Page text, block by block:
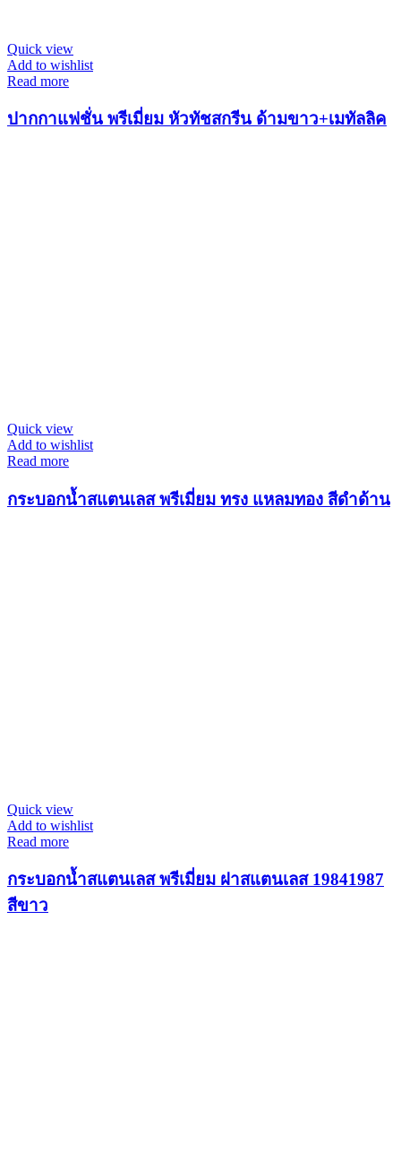
Quick view
Add to wishlist
Read more
ปากกาแฟชั่น พรีเมี่ยม หัวทัชสกรีน ด้ามขาว+เมทัลลิค
Quick view
Add to wishlist
Read more
กระบอกน้ำสแตนเลส พรีเมี่ยม ทรง แหลมทอง สีดำด้าน
Quick view
Add to wishlist
Read more
กระบอกน้ำสแตนเลส พรีเมี่ยม ฝาสแตนเลส 19841987
สีขาว